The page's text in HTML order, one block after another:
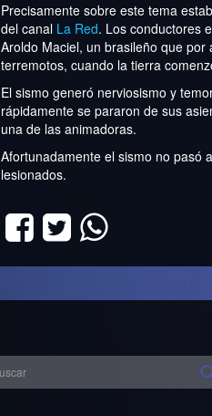
Precisamente sobre este tema
del canal La Red. Los conductores
Aroldo Maciel, un brasileño que
terremotos, cuando la tierra
El sismo generó nerviosismo y
rápidamente se pararon de sus
una de las animadoras.
Afortunadamente el sismo no pasó
lesionados.